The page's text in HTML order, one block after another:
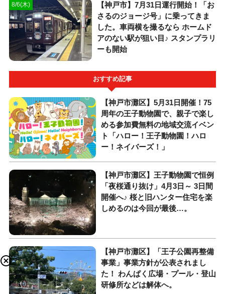
8/6(木)
【神戸市】7月31日運行開始！「お
さるのジョージ号」に乗ってきま
した。車両横を撮るなら ホームド
アのない駅が狙い目♪ スタンプラリ
ーも開始
おすすめ記事
【神戸市灘区】5月31日開催！75
周年の王子動物園で、親子で楽し
める参加費無料の地域交流イベン
ト「ハロー！王子動物園！ハロ
ー！ネイバーズ！」
【神戸市灘区】王子動物園で恒例
「夜桜通り抜け」4月3日～ 3日間
開催へ♪ 桜と旧ハンター住宅を楽
しめるのは今回が最後…。
【神戸市灘区】「王子公園再整備
事業」事業方針が公表されまし
た！ わんぱく広場・プール・登山
研修所などは解体へ。